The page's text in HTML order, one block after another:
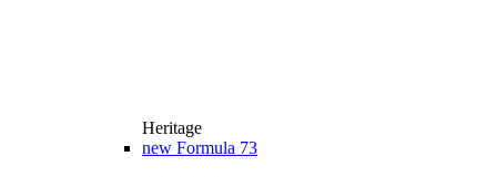
Heritage
new Formula 73